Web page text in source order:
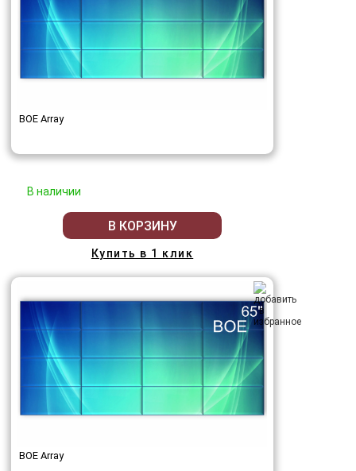
BOE Array
В наличии
В КОРЗИНУ
Купить в 1 клик
BOE Array